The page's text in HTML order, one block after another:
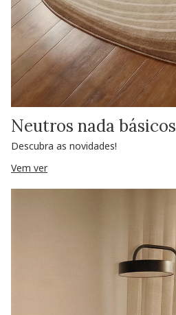
Neutros nada básicos
Descubra as novidades!
Vem ver